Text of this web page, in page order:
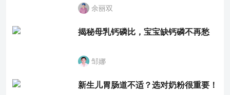
余丽双
揭秘母乳钙磷比，宝宝缺钙磷不再愁
邹娜
新生儿胃肠道不适？选对奶粉很重要！